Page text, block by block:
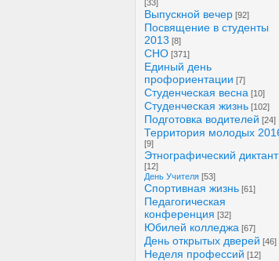
[33]
Выпускной вечер [92]
Посвящение в студенты
2013 [8]
СНО [371]
Единый день
профориентации [7]
Студенческая весна [10]
Студенческая жизнь [102]
Подготовка водителей [24]
Территория молодых
[9]
Этнографический диктант
[12]
День Учителя [53]
Спортивная жизнь [61]
Педагогическая
конференция [32]
Юбилей колледжа [67]
День открытых дверей [46]
Неделя профессий [12]